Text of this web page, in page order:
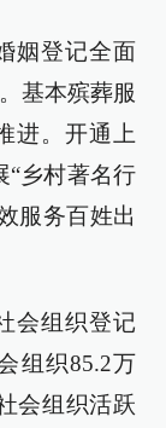
姻登记全面
基本殡葬服
进。开通上
“乡村著名行
服务百姓出
会组织登记
组织85.2万
会组织活跃